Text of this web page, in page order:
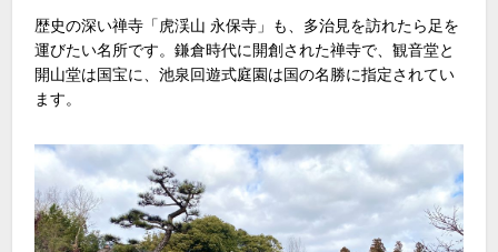
歴史の深い禅寺「虎渓山 永保寺」も、多治見を訪れたら足を
運びたい名所です。鎌倉時代に開創された禅寺で、観音堂と
開山堂は国宝に、池泉回遊式庭園は国の名勝に指定されてい
ます。